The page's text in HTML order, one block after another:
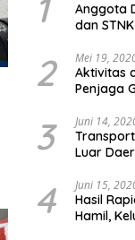
1
Anggota
dan
2 Mei 19,
Aktivitas
Penjaga
3 Juni 14,
Luar
4 Juni 15,
Hasil
Hamil,